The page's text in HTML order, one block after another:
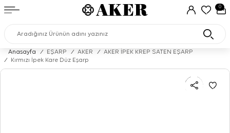
0
Anasayfa / EŞARP / AKER /
AKER İPEK KREP SATEN EŞARP
/
Kırmızı İpek Kare Düz Eşarp